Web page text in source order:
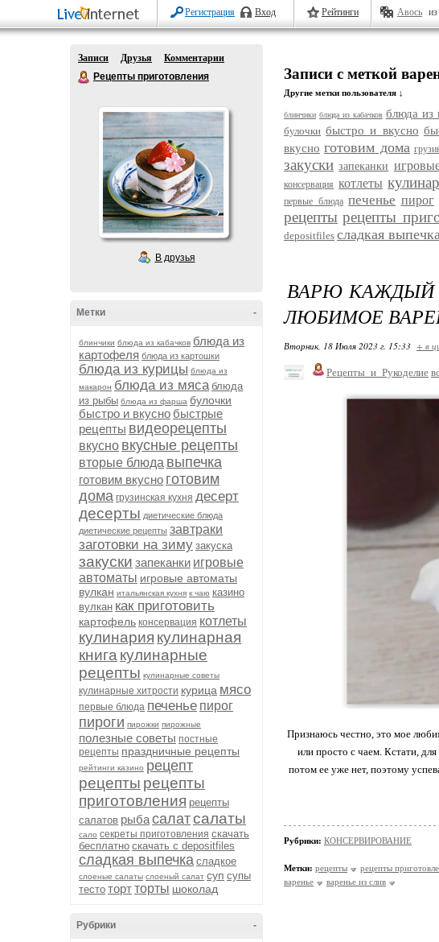
Регистрация Вход Рейтинги Авось
Записи Друзья
Комментарии
Рецепты приготовления
В друзья
-
Метки
блинчики блюда из кабачков блюда из
картофеля блюда из картошки
блюда из курицы блюда из
макарон блюда из мяса блюда
из рыбы блюда из фарша булочки
быстро и вкусно быстрые
рецепты видеорецепты
вкусно вкусные рецепты
вторые блюда выпечка
готовим вкусно готовим
дома грузинская кухня десерт
десерты диетические блюда
диетические рецепты завтраки
заготовки на зиму закуска
закуски запеканки игровые
автоматы игровые автоматы
вулкан итальянская кухня к чаю казино
вулкан как приготовить
картофель консервация котлеты
кулинария кулинарная
книга кулинарные
рецепты кулинарные советы
кулинарные хитрости курица мясо
первые блюда печенье пирог
пироги пирожки пирожные
полезные советы постные
рецепты праздничные рецепты
рейтинги казино рецепт
рецепты рецепты
приготовления рецепты
салатов рыбасалатсалаты
сало секреты приготовления скачать
бесплатно скачать с depositfiles
сладкая выпечка сладкое
слоеные салаты слоеный салат суп супы
тесто тортторты шоколад
-
Рубрики
Записи с меткой
Другие метки пользователя ↓
блинчики блюда из кабачков блюда из
булочки быстро и вкусно
вкусно готовим дома
закуски запеканки
консервация котлеты
первые блюда печенье пирог
рецепты рецепты
depositfiles сладкая
ВАРЮ КАЖДЫЙ
ЛЮБИМОЕ
Вторник, 18 Июля 2023 г. 15:33 + в
Рецепты_и_Рукоделие
Признаюсь честно, это мое
или просто с чаем. Кстати,
потом ее уже нет, поэтому
Рубрики: КОНСЕРВИРОВАНИЕ
Метки: рецепты рецепты
варенье
варенье из слив